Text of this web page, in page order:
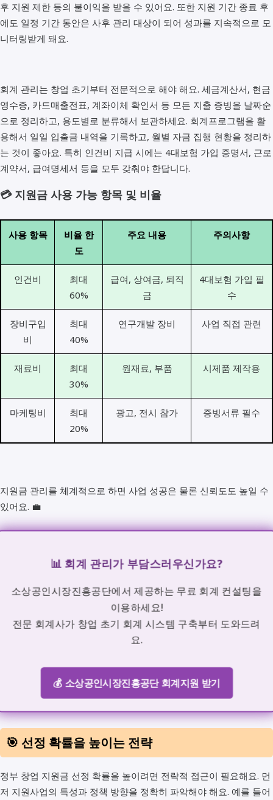
후 지원 제한 등의 불이익을 받을 수 있어요. 또한 지원 기간 종료 후
에도 일정 기간 동안은 사후 관리 대상이 되어 성과를 지속적으로 모
니터링받게 돼요.
회계 관리는 창업 초기부터 전문적으로 해야 해요. 세금계산서, 현금
영수증, 카드매출전표, 계좌이체 확인서 등 모든 지출 증빙을 날짜순
으로 정리하고, 용도별로 분류해서 보관하세요. 회계프로그램을 활
용해서 일일 입출금 내역을 기록하고, 월별 자금 집행 현황을 정리하
는 것이 좋아요. 특히 인건비 지급 시에는 4대보험 가입 증명서, 근로
계약서, 급여명세서 등을 모두 갖춰야 한답니다.
💳 지원금 사용 가능 항목 및 비율
사용 항목
비율 한
도
주요 내용 주의사항
인건비
최대
60%
급여, 상여금, 퇴직
금
4대보험 가입 필
수
장비구입
비
최대
40%
연구개발 장비 사업 직접 관련
재료비
최대
30%
원재료, 부품 시제품 제작용
마케팅비
최대
20%
광고, 전시 참가 증빙서류 필수
지원금 관리를 체계적으로 하면 사업 성공은 물론 신뢰도도 높일 수
있어요. 💼
📊 회계 관리가 부담스러우신가요?
소상공인시장진흥공단에서 제공하는 무료 회계 컨설팅을
이용하세요!
전문 회계사가 창업 초기 회계 시스템 구축부터 도와드려
요.
💰 소상공인시장진흥공단 회계지원 받기
🎯 선정 확률을 높이는 전략
정부 창업 지원금 선정 확률을 높이려면 전략적 접근이 필요해요. 먼
저 지원사업의 특성과 정책 방향을 정확히 파악해야 해요. 예를 들어